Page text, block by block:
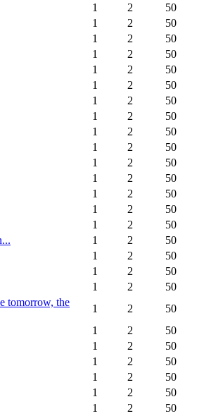
1 2
50
1 2
50
1 2
50
1 2
50
1 2
50
1 2
50
1 2
50
1 2
50
1 2
50
1 2
50
1 2
50
1 2
50
1 2
50
1 2
50
1 2
50
1 2
50
1 2
50
1 2
50
1 2
50
tomorrow, the
1 2
50
1 2
50
1 2
50
1 2
50
1 2
50
1 2
50
1 2
50